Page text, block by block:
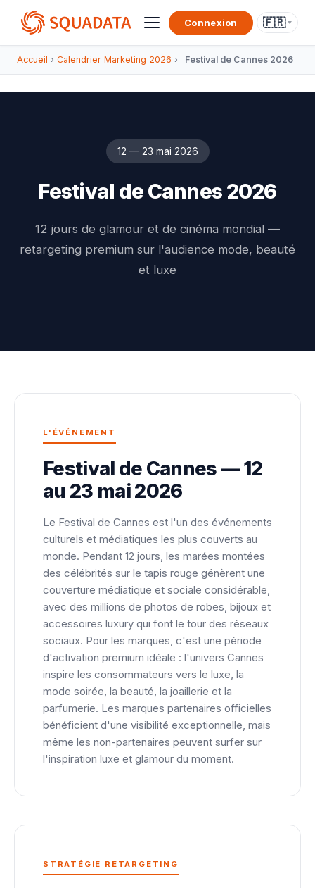
Connexion 🇫🇷
Accueil › Calendrier Marketing 2026 › Festival de Cannes 2026
12 — 23 mai 2026
Festival de Cannes 2026
12 jours de glamour et de cinéma mondial —
retargeting premium sur l'audience mode, beauté
et luxe
L'ÉVÉNEMENT
Festival de Cannes — 12
au 23 mai 2026
Le Festival de Cannes est l'un des événements
culturels et médiatiques les plus couverts au
monde. Pendant 12 jours, les marées montées
des célébrités sur le tapis rouge génèrent une
couverture médiatique et sociale considérable,
avec des millions de photos de robes, bijoux et
accessoires luxury qui font le tour des réseaux
sociaux. Pour les marques, c'est une période
d'activation premium idéale : l'univers Cannes
inspire les consommateurs vers le luxe, la
mode soirée, la beauté, la joaillerie et la
parfumerie. Les marques partenaires officielles
bénéficient d'une visibilité exceptionnelle, mais
même les non-partenaires peuvent surfer sur
l'inspiration luxe et glamour du moment.
STRATÉGIE RETARGETING